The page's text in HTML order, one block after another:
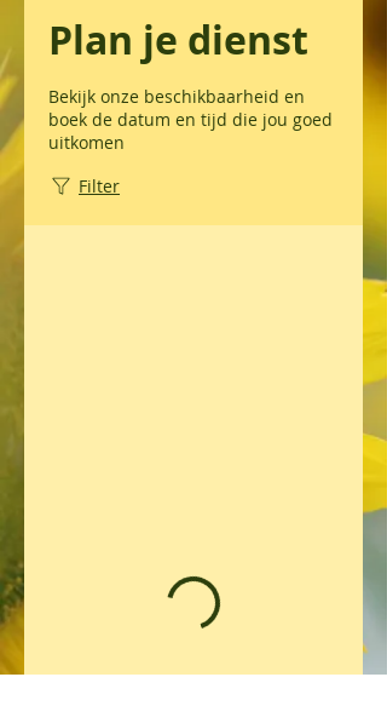
Plan je dienst
Bekijk onze beschikbaarheid en
boek de datum en tijd die jou goed
uitkomen
Filter